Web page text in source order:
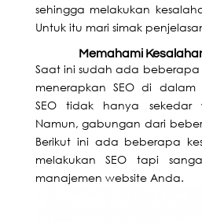
sehingga melakukan
Untuk itu mari simak
Memahami
Saat ini sudah ada beberapa
menerapkan SEO di dalam
SEO tidak hanya sekedar
Namun, gabungan dari
Berikut ini ada beberapa
melakukan SEO tapi
manajemen website Anda.